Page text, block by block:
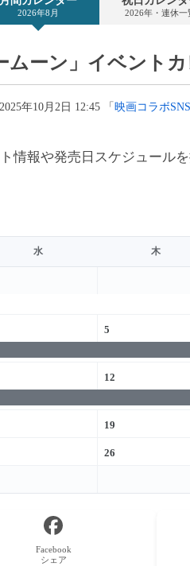
レ
ン
ー
2026年8月 2026年・連休一
ムーン」イベント
年10月2日 12:45 「映画コラボ
情報や発売日スケジュール
水 木
5
12
19
26
Facebook
シェア